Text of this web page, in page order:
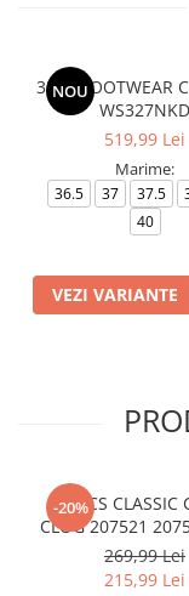
NOU
327 - FOOTWEAR
WS327NKD
519,99 Lei
Marime:
36.5 37 37.5
40
VEZI VARIANTE
-20%
CROCS CLASSIC
CLOG 207521
269,99 Lei
215,99 Lei